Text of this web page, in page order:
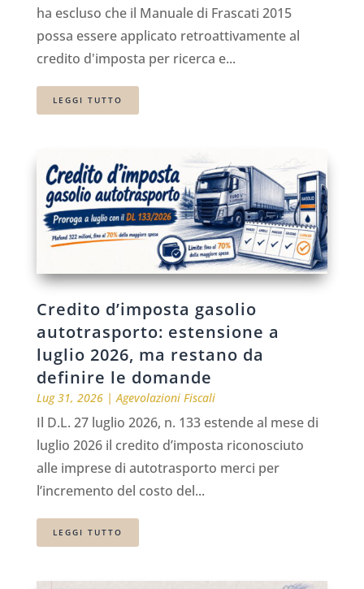
ha escluso che il Manuale di Frascati 2015
possa essere applicato retroattivamente al
credito d'imposta per ricerca e...
LEGGI TUTTO
Credito d’imposta gasolio
autotrasporto: estensione a
luglio 2026, ma restano da
definire le domande
Lug 31, 2026| Agevolazioni Fiscali
Il D.L. 27 luglio 2026, n. 133 estende al mese di
luglio 2026 il credito d’imposta riconosciuto
alle imprese di autotrasporto merci per
l’incremento del costo del...
LEGGI TUTTO